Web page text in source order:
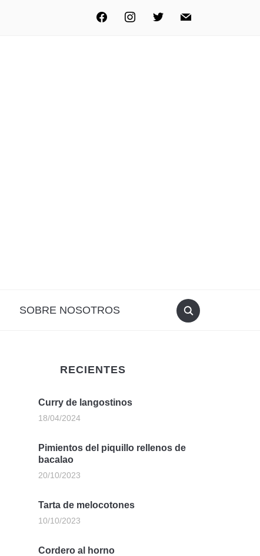
SOBRE NOSOTROS
RECIENTES
Curry de langostinos
18/04/2024
Pimientos del piquillo rellenos de
bacalao
20/10/2023
Tarta de melocotones
10/10/2023
Cordero al horno